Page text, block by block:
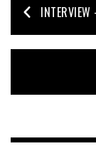
INTERVIEW